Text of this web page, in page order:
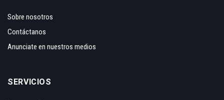
Sobre nosotros
Contáctanos
Anunciate en nuestros medios
SERVICIOS